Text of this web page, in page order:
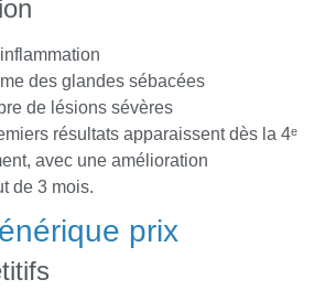
des glandes sébacées
de lésions sévères
résultats apparaissent dès la 4ᵉ
avec une amélioration
de 3 mois.
prix